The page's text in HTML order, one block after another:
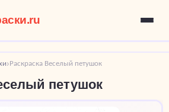
›Раскраска Веселый петушок
петушок